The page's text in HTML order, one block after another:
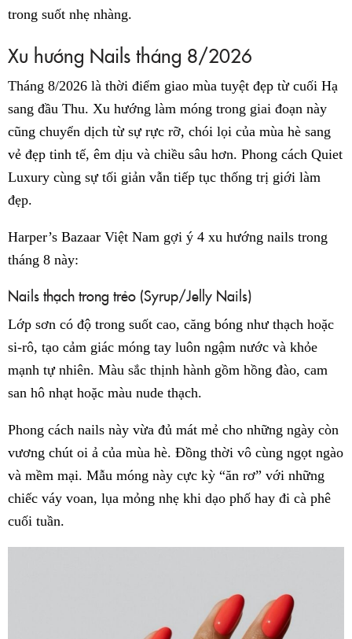
trong suốt nhẹ nhàng.
Xu hướng Nails tháng 8/2026
Tháng 8/2026 là thời điểm giao mùa tuyệt đẹp từ cuối Hạ
sang đầu Thu. Xu hướng làm móng trong giai đoạn này
cũng chuyển dịch từ sự rực rỡ, chói lọi của mùa hè sang
vẻ đẹp tinh tế, êm dịu và chiều sâu hơn. Phong cách Quiet
Luxury cùng sự tối giản vẫn tiếp tục thống trị giới làm
đẹp.
Harper’s Bazaar Việt Nam gợi ý 4 xu hướng nails trong
tháng 8 này:
Nails thạch trong trẻo (Syrup/Jelly Nails)
Lớp sơn có độ trong suốt cao, căng bóng như thạch hoặc
si-rô, tạo cảm giác móng tay luôn ngậm nước và khỏe
mạnh tự nhiên. Màu sắc thịnh hành gồm hồng đào, cam
san hô nhạt hoặc màu nude thạch.
Phong cách nails này vừa đủ mát mẻ cho những ngày còn
vương chút oi ả của mùa hè. Đồng thời vô cùng ngọt ngào
và mềm mại. Mẫu móng này cực kỳ “ăn rơ” với những
chiếc váy voan, lụa mỏng nhẹ khi dạo phố hay đi cà phê
cuối tuần.